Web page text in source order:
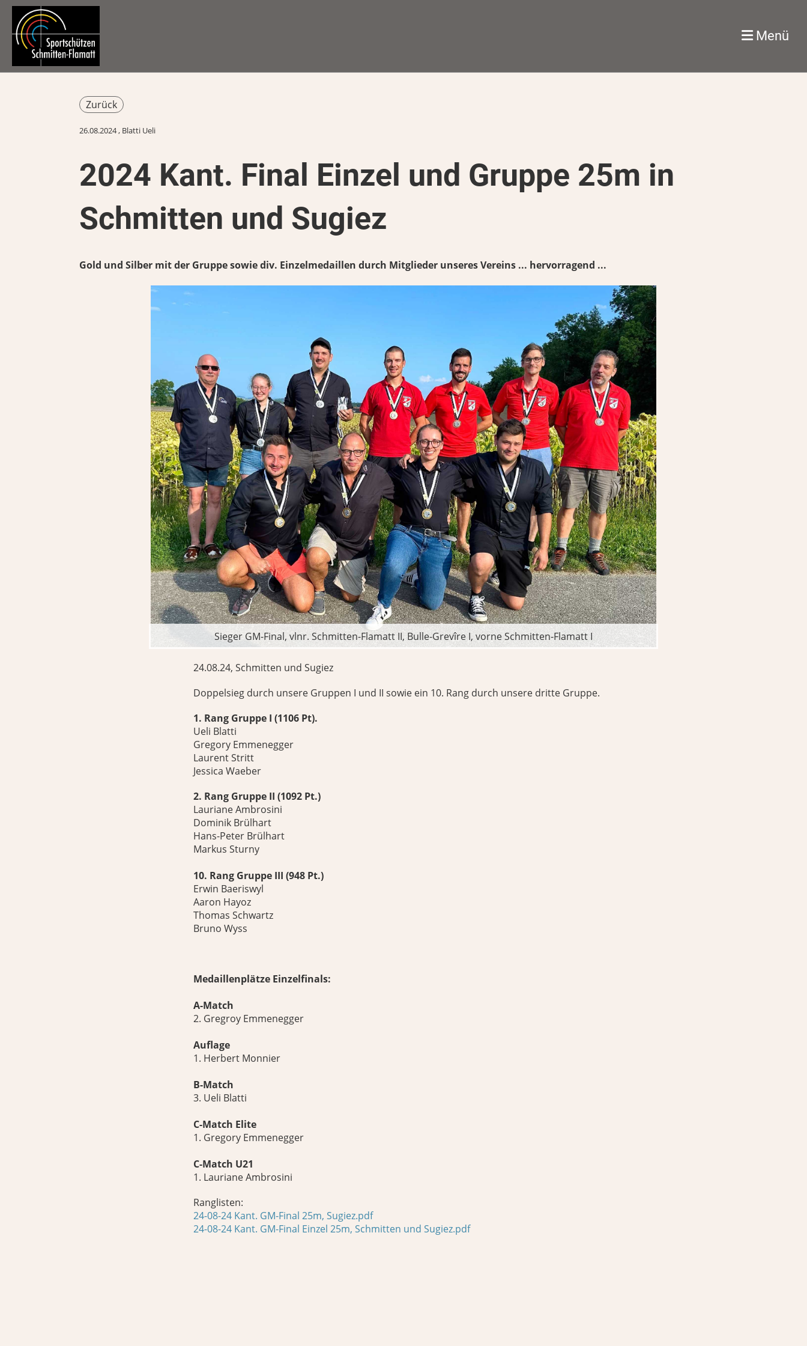
Menü
Zurück
26.08.2024, Blatti Ueli
2024 Kant. Final Einzel und Gruppe 25m in
Schmitten und Sugiez
Gold und Silber mit der Gruppe sowie div. Einzelmedaillen durch Mitglieder unseres Vereins ... hervorragend ...
Sieger GM-Final, vlnr. Schmitten-Flamatt II, Bulle-Grevîre I, vorne Schmitten-Flamatt I
24.08.24, Schmitten und Sugiez
Doppelsieg durch unsere Gruppen I und II sowie ein 10. Rang durch unsere dritte Gruppe.
1. Rang Gruppe I (1106 Pt).
Ueli Blatti
Gregory Emmenegger
Laurent Stritt
Jessica Waeber
2. Rang Gruppe II (1092 Pt.)
Lauriane Ambrosini
Dominik Brülhart
Hans-Peter Brülhart
Markus Sturny
10. Rang Gruppe III (948 Pt.)
Erwin Baeriswyl
Aaron Hayoz
Thomas Schwartz
Bruno Wyss
Medaillenplätze Einzelfinals:
A-Match
2. Gregroy Emmenegger
Auflage
1. Herbert Monnier
B-Match
3. Ueli Blatti
C-Match Elite
1. Gregory Emmenegger
C-Match U21
1. Lauriane Ambrosini
Ranglisten:
24-08-24 Kant. GM-Final 25m, Sugiez.pdf
24-08-24 Kant. GM-Final Einzel 25m, Schmitten und Sugiez.pdf